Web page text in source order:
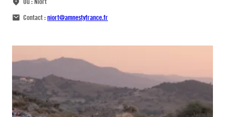
Contact :niort@amnestyfrance.fr